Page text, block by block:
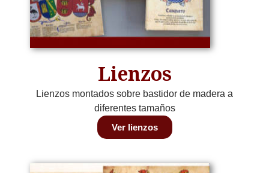
Lienzos
Lienzos montados sobre bastidor de madera a
diferentes tamaños
Ver lienzos